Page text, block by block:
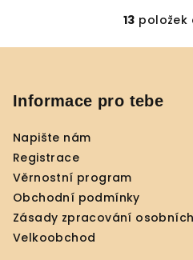
O
v
v
13 položek
Informace pro tebe
Napište nám
Registrace
Věrnostní program
Obchodní podmínky
Zásady zpracování
Velkoobchod